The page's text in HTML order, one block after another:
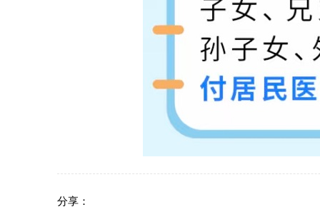
分享：